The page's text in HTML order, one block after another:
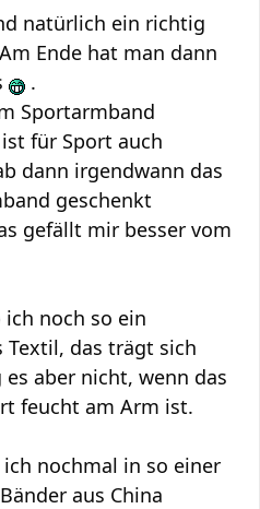
natürlich ein richtig
Ende hat man dann
.
Sportarmband
für Sport auch
dann irgendwann das
geschenkt
gefällt mir besser vom
noch so ein
Textil, das trägt sich
es aber nicht, wenn das
feucht am Arm ist.
nochmal in so einer
aus China